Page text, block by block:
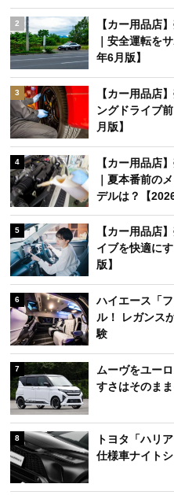
2
【カー用品店
｜安全運転を
年6月版】
3
【カー用品店
ングドライブ
月版】
4
【カー用品店
｜夏本番前の
デルは？【
5
【カー用品店
イブを快適に
版】
6
ハイエース「
ル！ レガンス
験
7
ムーヴをユー
すさはそのま
8
トヨタ「ハリ
仕様車ナイト